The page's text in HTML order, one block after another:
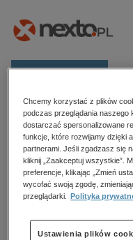
Kategorie
Zobacz wszystkie E-
budownictwo,
biznesowe,
dzienniki
Strona główna
Bartłomiej H.
Sortowanie
Chcemy korzystać z plików
podczas przeglądania naszego
dostarczać spersonalizowane
funkcje, które rozwijamy dzięki
partnerami. Jeśli zgadzasz się
kliknij „Zaakceptuj wszystkie”.
preferencje, klikając „Zmień
wycofać swoją zgodę,
przeglądarki.
Polityka
Ustawienia plików